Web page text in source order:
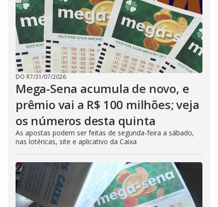
DO R7/31/07/2026
Mega-Sena acumula de novo, e
prêmio vai a R$ 100 milhões; veja
os números desta quinta
As apostas podem ser feitas de segunda-feira a sábado,
nas lotéricas, site e aplicativo da Caixa